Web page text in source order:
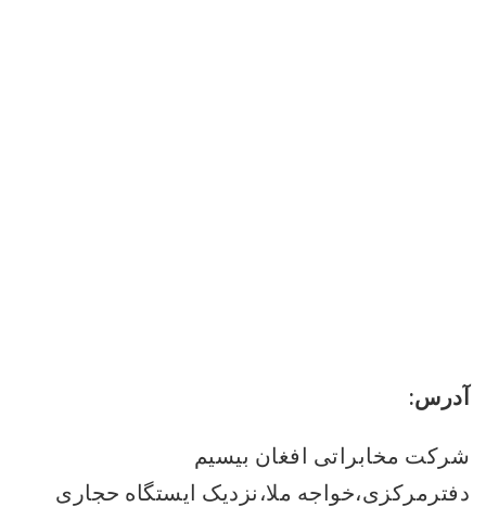
آدرس:
شرکت مخابراتی افغان بیسیم
دفترمرکزی،خواجه ملا،نزدیک ایستگاه حجاری